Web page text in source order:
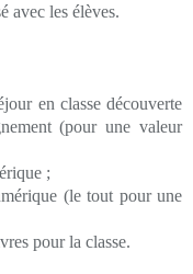
avec les élèves.
en classe découverte
(pour une valeur
;
(le tout pour une
pour la classe.